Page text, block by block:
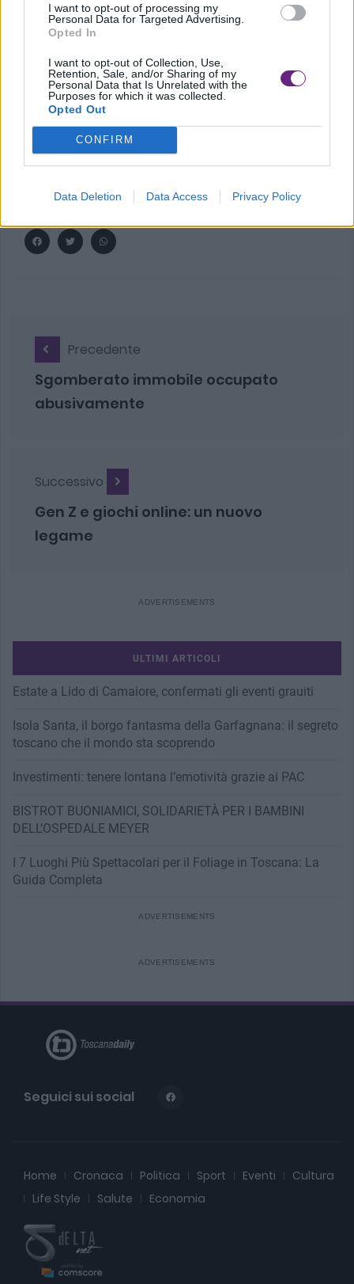
I want to opt-out of processing my
Personal Data for Targeted Advertising.
Opted In
I want to opt-out of Collection, Use,
Retention, Sale, and/or Sharing of my
Personal Data that Is Unrelated with the
Purposes for which it was collected.
Opted Out
CONFIRM
Data Deletion Data Access Privacy Policy
“Ringrazio ancora tutti gli amici dell’associazione Donatori
di musica e dell’Oncologia apuana – ha detto il dottor
Mambrini – per aver permesso, dopo il furto avvenuto
appena un mese fa, di poter prontamente acquistare un
nuovo impianto di amplificazione che ci consente di
continuare ad ospitare numerosi artisti, che ci regalano
ogni volta emozioni così belle”.
Precedente
Sgomberato immobile occupato
abusivamente
Successivo
Gen Z e giochi online: un nuovo
legame
ULTIMI ARTICOLI
Estate a Lido di Camaiore, confermati gli eventi grauiti
Isola Santa, il borgo fantasma della Garfagnana: il segreto
toscano che il mondo sta scoprendo
Investimenti: tenere lontana l’emotività grazie ai PAC
BISTROT BUONIAMICI, SOLIDARIETÀ PER I BAMBINI
DELL’OSPEDALE MEYER
I 7 Luoghi Più Spettacolari per il Foliage in Toscana: La
Guida Completa
Seguici sui social
Home Cronaca Politica Sport Eventi
Cultura
Life Style
Salute Economia